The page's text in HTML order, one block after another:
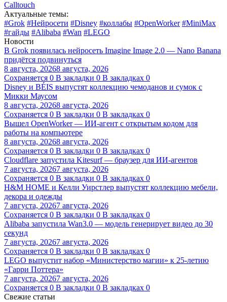
Calltouch
Актуальные темы:
#Grok #Нейросети #Disney #коллабы #OpenWorker #MiniMax
#гайды #Alibaba #Wan #LEGO
Новости
В Grok появилась нейросеть Imagine Image 2.0 — Nano Banana
придётся подвинуться
8 августа, 20268 августа, 2026
Сохраняется 0 В закладки 0 В закладках 0
Disney и BÉIS выпустят коллекцию чемоданов и сумок с
Микки Маусом
8 августа, 20268 августа, 2026
Сохраняется 0 В закладки 0 В закладках 0
Вышел OpenWorker — ИИ-агент с открытым кодом для
работы на компьютере
8 августа, 20268 августа, 2026
Сохраняется 0 В закладки 0 В закладках 0
Cloudflare запустила Kitesurf — браузер для ИИ-агентов
7 августа, 20267 августа, 2026
Сохраняется 0 В закладки 0 В закладках 0
H&M HOME и Келли Уирстлер выпустят коллекцию мебели,
декора и одежды
7 августа, 20267 августа, 2026
Сохраняется 0 В закладки 0 В закладках 0
Alibaba запустила Wan3.0 — модель генерирует видео до 30
секунд
7 августа, 20267 августа, 2026
Сохраняется 0 В закладки 0 В закладках 0
LEGO выпустит набор «Министерство магии» к 25-летию
«Гарри Поттера»
7 августа, 20267 августа, 2026
Сохраняется 0 В закладки 0 В закладках 0
Свежие статьи